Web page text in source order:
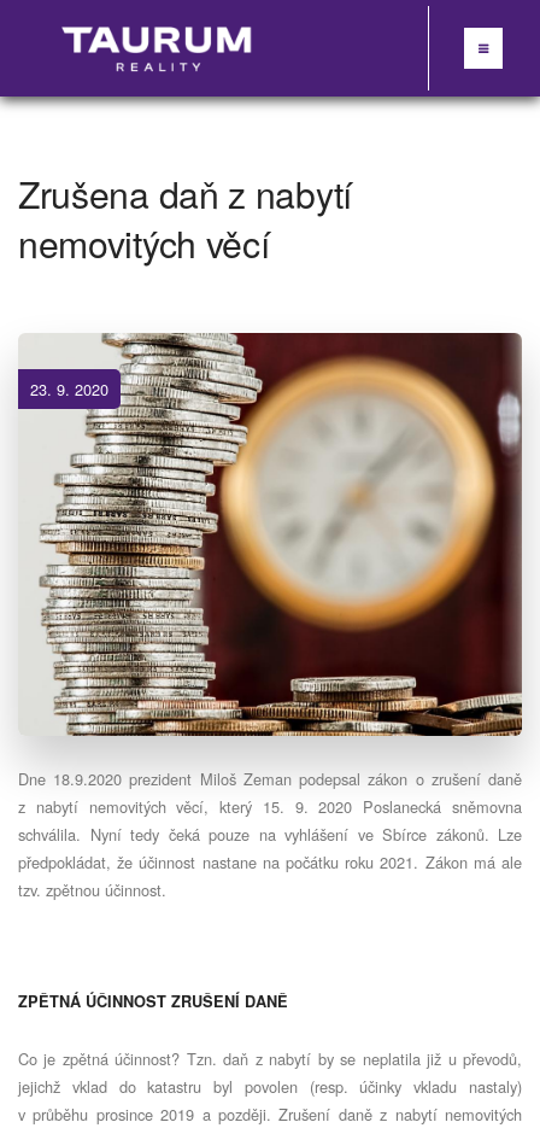
Zrušena daň z nabytí
nemovitých věcí
23. 9. 2020
Dne 18.9.2020 prezident Miloš Zeman podepsal zákon o zrušení daně
z nabytí nemovitých věcí, který 15. 9. 2020 Poslanecká sněmovna
schválila. Nyní tedy čeká pouze na vyhlášení ve Sbírce zákonů. Lze
předpokládat, že účinnost nastane na počátku roku 2021. Zákon má ale
tzv. zpětnou účinnost.
ZPĚTNÁ ÚČINNOST ZRUŠENÍ DANĚ
Co je zpětná účinnost? Tzn. daň z nabytí by se neplatila již u převodů,
jejichž vklad do katastru byl povolen (resp. účinky vkladu nastaly)
v průběhu prosince 2019 a později. Zrušení daně z nabytí nemovitých